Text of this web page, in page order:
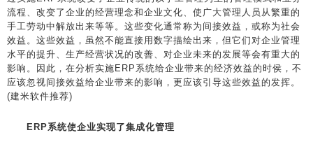
流程、改变了企业的经营理念和企业文化、使广大管理人员从繁重的
手工劳动中解放出来等等。这些变化通常称为间接效益，或称为社会
效益。这些效益，虽然不能直接用数字描绘出来，但它们对企业管理
水平的提升、生产经营状况的改善、对企业未来的发展等会有重大的
影响。因此，在分析实施ERP系统给企业带来的经济效益的时侯，不
应该忽视间接效益给企业带来的影响，更应该引导这些效益的发挥。
(建米软件推荐)
ERP系统使企业实现了集成化管理